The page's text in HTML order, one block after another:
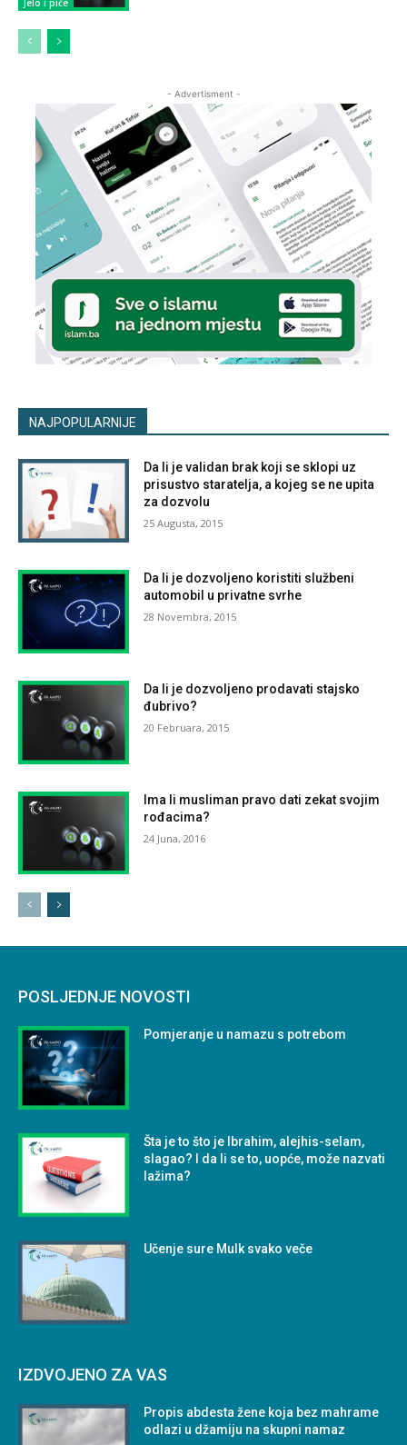
Jelo i piće
- Advertisment -
NAJPOPULARNIJE
Da li je validan brak koji se sklopi uz
prisustvo staratelja, a kojeg se ne upita
za dozvolu
25 Augusta, 2015
Da li je dozvoljeno koristiti službeni
automobil u privatne svrhe
28 Novembra, 2015
Da li je dozvoljeno prodavati stajsko
đubrivo?
20 Februara, 2015
Ima li musliman pravo dati zekat svojim
rođacima?
24 Juna, 2016
POSLJEDNJE NOVOSTI
Pomjeranje u namazu s potrebom
Šta je to što je Ibrahim, alejhis-selam,
slagao? I da li se to, uopće, može nazvati
lažima?
Učenje sure Mulk svako veče
IZDVOJENO ZA VAS
Propis abdesta žene koja bez mahrame
odlazi u džamiju na skupni namaz